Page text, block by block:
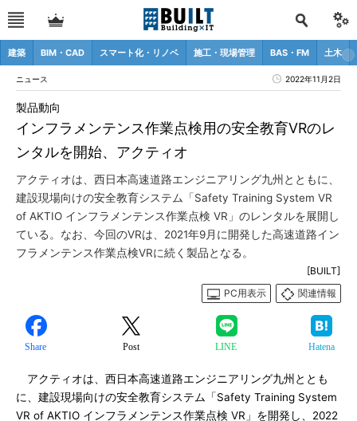
建築 BIM・CAD スマート化・リノベ 施工・現場管理 BAS・FM 土木
ニュース 2022年11月2日
インフラメンテンス作業点検用の安全教育VRのレ
ンタルを開始、アクティオ
製品動向
アクティオは、西日本高速道路エンジニアリング九州とともに、
建設現場向けの安全教育システム「Safety Training System VR
of AKTIO インフラメンテンス作業点検 VR」のレンタルを展開し
ている。なお、今回のVRは、2021年9月に開発した高速道路イン
フラメンテンス作業点検VRに続く製品となる。
[BUILT]
PC用表示
関連情報
Share Post LINE Hatena
アクティオは、西日本高速道路エンジニアリング九州ととも
に、建設現場向けの安全教育システム「Safety Training System
VR of AKTIO インフラメンテンス作業点検 VR」を開発し、2022